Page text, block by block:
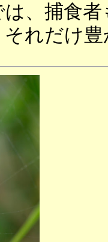
、捕食
れだけ